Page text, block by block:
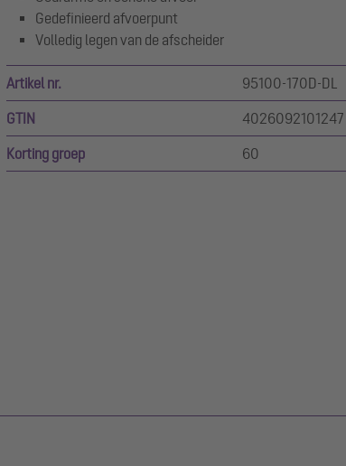
Gedefinieerd afvoerpunt
Volledig legen van de afscheider
Artikel nr. 95100-170D-DL
GTIN 4026092101247
Korting groep 60